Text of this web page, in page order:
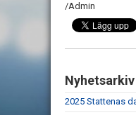
/Admin
Nyhetsarkiv
2025 Stattenas